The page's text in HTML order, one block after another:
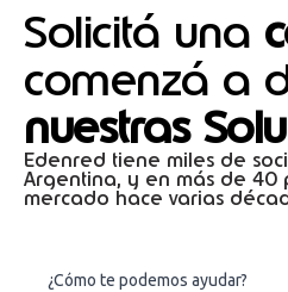
Solicitá una
comenzá a
nuestras
Edenred tiene miles de
Argentina, y en más de 40
mercado hace varias